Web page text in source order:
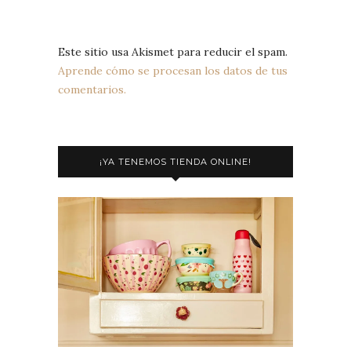
Este sitio usa Akismet para reducir el spam.
Aprende cómo se procesan los datos de tus
comentarios.
¡YA TENEMOS TIENDA ONLINE!